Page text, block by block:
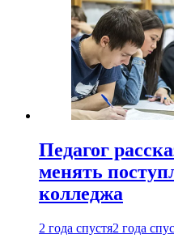
Педагог
менять
колледжа
2 года спустя2 года